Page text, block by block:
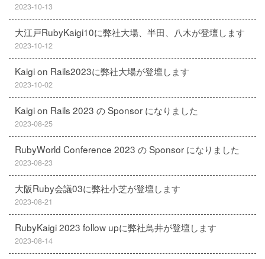
2023-10-13
大江戸RubyKaigi10に弊社大場、半田、八木が登壇します
2023-10-12
Kaigi on Rails2023に弊社大場が登壇します
2023-10-02
Kaigi on Rails 2023 の Sponsor になりました
2023-08-25
RubyWorld Conference 2023 の Sponsor になりました
2023-08-23
大阪Ruby会議03に弊社小芝が登壇します
2023-08-21
RubyKaigi 2023 follow upに弊社鳥井が登壇します
2023-08-14